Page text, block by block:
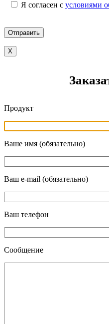
Я согласен с условиями
X
Продукт
Ваше имя (обязательно)
Ваш e-mail (обязательно)
Ваш телефон
Сообщение